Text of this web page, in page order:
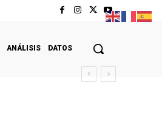
ANÁLISIS DATOS